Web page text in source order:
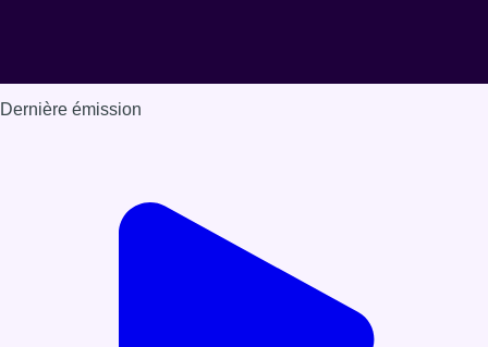
Dernière émission